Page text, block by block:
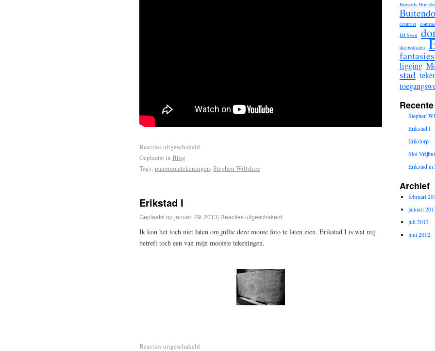
Reacties uitgeschakeld
Geplaatst in Blog
Tags: panoramatekeningen,Stephen Wiltshire
Erikstad I
Geplaatst opjanuari 29, 2013| Reacties uitgeschakeld
Ik kon het toch niet laten om jullie deze mooie foto te laten zien. Erikstad I is wat mij
betreft toch een van mijn mooiste tekeningen.
Reacties uitgeschakeld
Brussels
contrast
DJ Sven
dorpsstraten
ligging
stad
Stephen
Erikstad I
Erikdorp
Slot
Erikstad in
Archief
februari
januari
juli 2012
juni 2012